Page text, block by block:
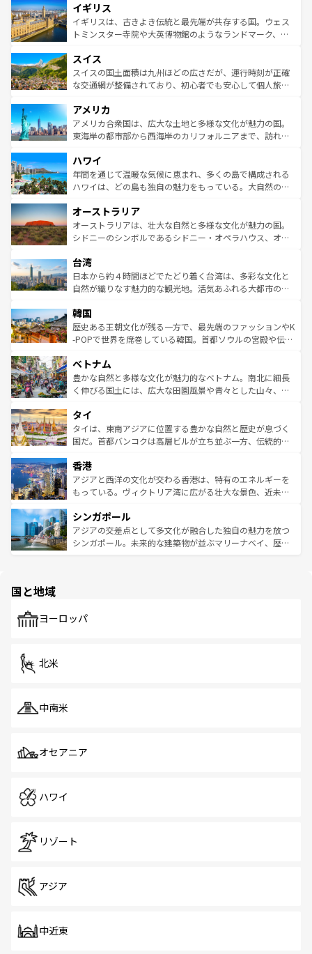
いる。シャンパンの発祥地であるランス、プロヴァンスの
香り高いラベンダー畑など、多彩な楽しみ方が可能だ。さ
らに、パリ以外の地域にも魅力が溢れており、どの街角に
れる地方に足を運ぶとそれぞれで全く異なる文化を体験で
きるだろう。 なお、新着のフランス情報はコンテンツ一覧
を参照してほしい。
顔を持つこの国は、どこを歩いても飽きることがない。ベ
ルリンの文化的活気、バイエルン州のアルプスの絶景、そ
してライン川沿いのワイン畑といった風景は必見。ビール
は、お酒好きな人にはぜひ体験してほしい。 なお、新着の
ドイツ情報はコンテンツ一覧を参照してほしい。
イギリス
イギリスは、古きよき伝統と最先端が共存する国。ウェス
トミンスター寺院や大英博物館のようなランドマーク、歴
リアごとに異なる魅力がある。また、優雅なアフタヌーン
ティー、ビール好きにはたまらない英国パブ、サッカー観
戦など、本場だからこそできる体験も豊富。イギリスを旅
ンツ一覧を参照してほしい。
スイス
スイスの国土面積は九州ほどの広さだが、運行時刻が正確
な交通網が整備されており、初心者でも安心して個人旅行
の建物がそのまま残る町や、スイスならではのユニークな
博物館もあり、アルプス観光だけでなく町歩きも満喫する
ことができる。国民の所得が高いため物価も高いが、旅行
ば市内交通費無料で観光を楽しむこともできる。 なお、新
着のスイス情報はコンテンツ一覧 を参照してほしい。
アメリカ
アメリカ合衆国は、広大な土地と多様な文化が魅力の国。
東海岸の都市部から西海岸のカリフォルニアまで、訪れる
のような巨大都市は、観光、ショッピング、エンターテイ
ンメントが詰まった刺激的なスポットだ。一方、アメリカ
西部には大自然が広がり、グランドキャニオンやイエロー
部のニューオーリンズでは、音楽と美食が融合した独特の
文化が魅力。旅行者はアメリカの各地域で異なる魅力を楽
しみながら、その多様性と豊かな歴史を感じることができ
ならではの贅沢な旅のスタイルだ。 なお、新着のアメリカ
情報はコンテンツ一覧を参照してほしい。
ハワイ
年間を通じて温暖な気候に恵まれ、多くの島で構成される
ハワイは、どの島も独自の魅力をもっている。大自然の神
ワイ島は見逃せない。また、定番の観光地といえばオアフ
島だが、静かな自然を求めるならマウイ島やカウアイ島が
おすすめ。エメラルドグリーンに輝く海をはじめ、豊かな
れるおもてなしの心で訪れる人々を迎えてくれるハワイの
人々、おいしいローカルフードやハワイアンミュージッ
ク、伝統的なフラダンスなど、すべてがハワイの魅力を彩
ワイを、存分に味わってほしい。 なお、新着のハワイ情報
はコンテンツ一覧を参照してほしい。
オーストラリア
オーストラリアは、壮大な自然と多様な文化が魅力の国。
シドニーのシンボルであるシドニー・オペラハウス、オー
リアリーフや大陸中央部にそびえるウルル（エアーズロッ
ク）、タスマニアの美しい原生林やケアンズの熱帯雨林な
ど、見どころがたくさん。また、カフェやワイン、オージ
いる。アクティビティも充実しており、サーフィンやダイ
ビング、ハイキングなど、アウトドア好きにはたまらな
い。オーストラリアの多彩な魅力を存分に味わいつくそ
参照してほしい。
台湾
日本から約４時間ほどでたどり着く台湾は、多彩な文化と
自然が織りなす魅力的な観光地。活気あふれる大都市の台
ン）、静ひつな山岳地帯である台湾東部など、都市の喧騒
と山間の静けさが共存しており、訪れる人に新しい発見と
驚きをもたらしてくれる。また、奥深い台湾の食文化も魅
容にもいいと評判のスイーツなど、バラエティ豊かな料理
が味わえる。 なお、新着の台湾情報は コンテンツ一覧を参
照してほしい。
韓国
歴史ある王朝文化が残る一方で、最先端のファッションやK
-POPで世界を席巻している韓国。首都ソウルの宮殿や伝統
き、地方に足を延ばせば四季折々の自然美を楽しむことが
できる。そして、キムチや焼肉、絶品のストリートフード
まで、さまざまな韓国料理が待っている。夜には、韓国な
リティに包まれながら、韓国の多彩な魅力を心ゆくまで味
わってみてほしい。 なお、新着の韓国情報はコンテンツ一
覧を参照してほしい。
ベトナム
豊かな自然と多様な文化が魅力的なベトナム。南北に細長
く伸びる国土には、広大な田園風景や青々とした山々、世
急速な発展と共に伝統が息づく。ハノイの古い町並みやホ
ーチミン市のフランス統治時代の建物も、独特の雰囲気を
醸し出している。また、バラエティの豊かさとおいしさで
とつ。フォーやバインミー、ベトナムコーヒーなどは、ぜ
ひ現地で味わいたい。どの地域を訪れてもあたたかい人々
が旅行者を迎えてくれるので、きっと忘れられない旅にな
参照してほしい。
タイ
タイは、東南アジアに位置する豊かな自然と歴史が息づく
国だ。首都バンコクは高層ビルが立ち並ぶ一方、伝統的な
の活気が交差している。北部ではチェンマイなどの山岳地
帯で自然と触れ合い、南部ではプーケットやクラビの美し
いビーチでリゾート気分を楽しむことができる。タイ料理
激する。気候は一年中温暖で、どの季節にも異なる楽しみ
が待っている。親しみやすいタイの人々、仏教を中心とし
た文化、そして多様な観光資源が、訪れる旅人を魅了し続
香港
アジアと西洋の文化が交わる香港は、特有のエネルギーを
もっている。ヴィクトリア湾に広がる壮大な景色、近未来
み、どこを訪れても感動するはず。観光スポットが密集し
ており、効率よく見どころを回れるのも魅力。息をのむよ
うな絶景から文化的な体験まで、香港を存分に楽しみ尽く
シンガポール
アジアの交差点として多文化が融合した独自の魅力を放つ
シンガポール。未来的な建築物が並ぶマリーナベイ、歴史
で、ホーカーズは地元の風情を楽しめる外せないスポット
国と地域
ヨーロッパ
北米
中南米
オセアニア
ハワイ
リゾート
アジア
中近東